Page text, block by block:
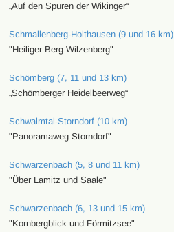
„Auf den Spuren der Wikinger“
Schmallenberg-Holthausen (9 und 16 km)
"Heiliger Berg Wilzenberg"
Schömberg (7, 11 und 13 km)
„Schömberger Heidelbeerweg“
Schwalmtal-Storndorf (10 km)
"Panoramaweg Storndorf"
Schwarzenbach (5, 8 und 11 km)
"Über Lamitz und Saale"
Schwarzenbach (6, 13 und 15 km)
"Kornbergblick und Förmitzsee"